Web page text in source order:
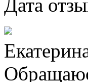
Дата